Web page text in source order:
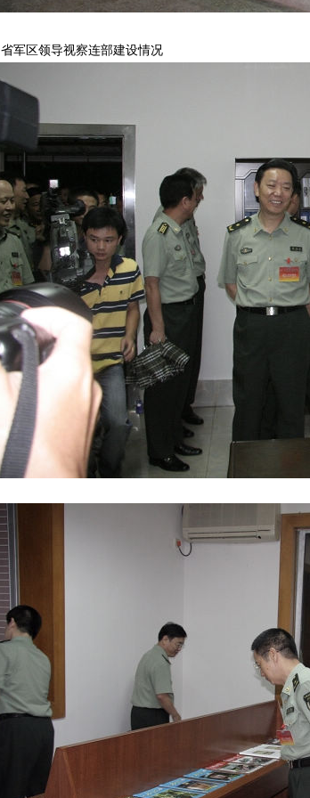
军区领导视察连部建设情况